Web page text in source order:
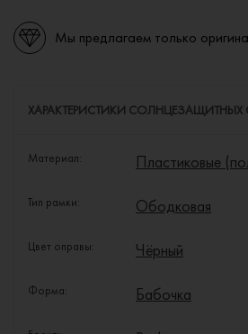
Мы предлагаем только
ХАРАКТЕРИСТИКИ СОЛНЦЕЗАЩИТНЫХ
Материал: Пластиковые
Тип рамки: Ободковая
Цвет оправы: Чёрный
Форма: Бабочка